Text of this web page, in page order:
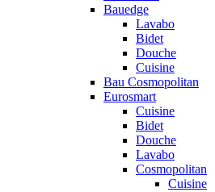
Bauedge
Lavabo
Bidet
Douche
Cuisine
Bau Cosmopolitan
Eurosmart
Cuisine
Bidet
Douche
Lavabo
Cosmopolitan
Cuisine